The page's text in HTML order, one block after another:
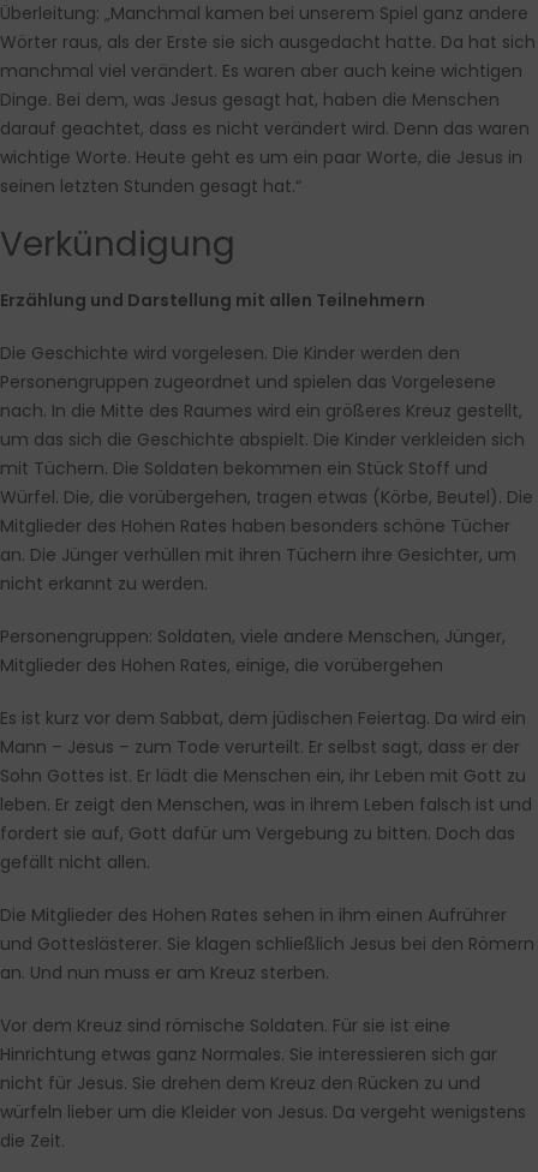
Überleitung: „Manchmal kamen bei unserem Spiel ganz andere
Wörter raus, als der Erste sie sich ausgedacht hatte. Da hat sich
manchmal viel verändert. Es waren aber auch keine wichtigen
Dinge. Bei dem, was Jesus gesagt hat, haben die Menschen
darauf geachtet, dass es nicht verändert wird. Denn das waren
wichtige Worte. Heute geht es um ein paar Worte, die Jesus in
seinen letzten Stunden gesagt hat.“
Verkündigung
Erzählung und Darstellung mit allen Teilnehmern
Die Geschichte wird vorgelesen. Die Kinder werden den
Personengruppen zugeordnet und spielen das Vorgelesene
nach. In die Mitte des Raumes wird ein größeres Kreuz gestellt,
um das sich die Geschichte abspielt. Die Kinder verkleiden sich
mit Tüchern. Die Soldaten bekommen ein Stück Stoff und
Würfel. Die, die vorübergehen, tragen etwas (Körbe, Beutel). Die
Mitglieder des Hohen Rates haben besonders schöne Tücher
an. Die Jünger verhüllen mit ihren Tüchern ihre Gesichter, um
nicht erkannt zu werden.
Personengruppen: Soldaten, viele andere Menschen, Jünger,
Mitglieder des Hohen Rates, einige, die vorübergehen
Es ist kurz vor dem Sabbat, dem jüdischen Feiertag. Da wird ein
Mann – Jesus – zum Tode verurteilt. Er selbst sagt, dass er der
Sohn Gottes ist. Er lädt die Menschen ein, ihr Leben mit Gott zu
leben. Er zeigt den Menschen, was in ihrem Leben falsch ist und
fordert sie auf, Gott dafür um Vergebung zu bitten. Doch das
gefällt nicht allen.
Die Mitglieder des Hohen Rates sehen in ihm einen Aufrührer
und Gotteslästerer. Sie klagen schließlich Jesus bei den Römern
an. Und nun muss er am Kreuz sterben.
Vor dem Kreuz sind römische Soldaten. Für sie ist eine
Hinrichtung etwas ganz Normales. Sie interessieren sich gar
nicht für Jesus. Sie drehen dem Kreuz den Rücken zu und
würfeln lieber um die Kleider von Jesus. Da vergeht wenigstens
die Zeit.